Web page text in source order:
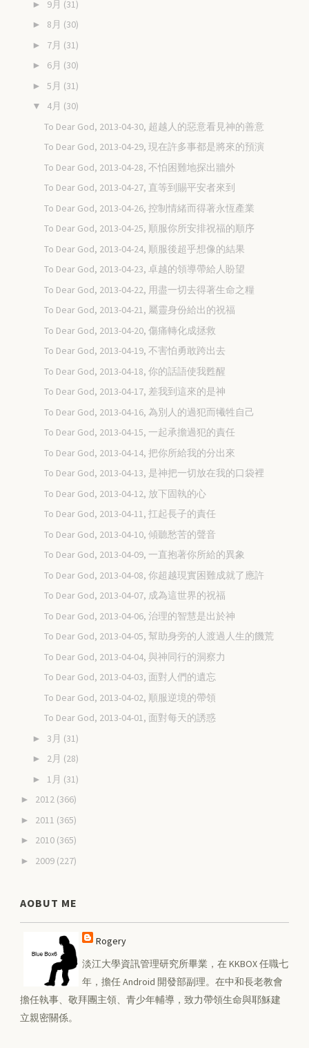
► 9月 (31)
► 8月 (30)
► 7月 (31)
► 6月 (30)
► 5月 (31)
▼ 4月 (30)
To Dear God, 2013-04-30, 超越人的惡意看見神的善意
To Dear God, 2013-04-29, 現在許多事都是將來的預演
To Dear God, 2013-04-28, 不怕困難地探出牆外
To Dear God, 2013-04-27, 直等到賜平安者來到
To Dear God, 2013-04-26, 控制情緒而得著永恆產業
To Dear God, 2013-04-25, 順服你所安排祝福的順序
To Dear God, 2013-04-24, 順服後超乎想像的結果
To Dear God, 2013-04-23, 卓越的領導帶給人盼望
To Dear God, 2013-04-22, 用盡一切去得著生命之糧
To Dear God, 2013-04-21, 屬靈身份給出的祝福
To Dear God, 2013-04-20, 傷痛轉化成拯救
To Dear God, 2013-04-19, 不害怕勇敢跨出去
To Dear God, 2013-04-18, 你的話語使我甦醒
To Dear God, 2013-04-17, 差我到這來的是神
To Dear God, 2013-04-16, 為別人的過犯而犧牲自己
To Dear God, 2013-04-15, 一起承擔過犯的責任
To Dear God, 2013-04-14, 把你所給我的分出來
To Dear God, 2013-04-13, 是神把一切放在我的口袋裡
To Dear God, 2013-04-12, 放下固執的心
To Dear God, 2013-04-11, 扛起長子的責任
To Dear God, 2013-04-10, 傾聽愁苦的聲音
To Dear God, 2013-04-09, 一直抱著你所給的異象
To Dear God, 2013-04-08, 你超越現實困難成就了應許
To Dear God, 2013-04-07, 成為這世界的祝福
To Dear God, 2013-04-06, 治理的智慧是出於神
To Dear God, 2013-04-05, 幫助身旁的人渡過人生的饑荒
To Dear God, 2013-04-04, 與神同行的洞察力
To Dear God, 2013-04-03, 面對人們的遺忘
To Dear God, 2013-04-02, 順服逆境的帶領
To Dear God, 2013-04-01, 面對每天的誘惑
► 3月 (31)
► 2月 (28)
► 1月 (31)
► 2012 (366)
► 2011 (365)
► 2010 (365)
► 2009 (227)
AOBUT ME
Rogery
淡江大學資訊管理研究所畢業，在 KKBOX 任職七
年，擔任 Android 開發部副理。在中和長老教會
擔任執事、敬拜團主領、青少年輔導，致力帶領生命與耶穌建
立親密關係。